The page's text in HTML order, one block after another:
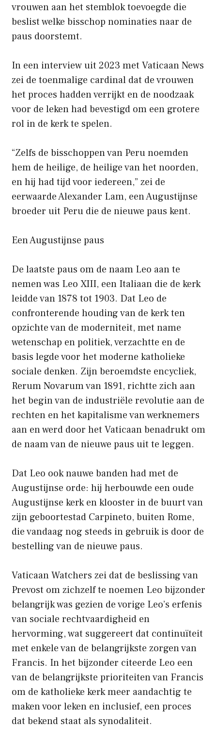
vrouwen aan het stemblok toevoegde die
beslist welke bisschop nominaties naar de
paus doorstemt.
In een interview uit 2023 met Vaticaan News
zei de toenmalige cardinal dat de vrouwen
het proces hadden verrijkt en de noodzaak
voor de leken had bevestigd om een ​​grotere
rol in de kerk te spelen.
“Zelfs de bisschoppen van Peru noemden
hem de heilige, de heilige van het noorden,
en hij had tijd voor iedereen,” zei de
eerwaarde Alexander Lam, een Augustijnse
broeder uit Peru die de nieuwe paus kent.
Een Augustijnse paus
De laatste paus om de naam Leo aan te
nemen was Leo XIII, een Italiaan die de kerk
leidde van 1878 tot 1903. Dat Leo de
confronterende houding van de kerk ten
opzichte van de moderniteit, met name
wetenschap en politiek, verzachtte en de
basis legde voor het moderne katholieke
sociale denken. Zijn beroemdste encycliek,
Rerum Novarum van 1891, richtte zich aan
het begin van de industriële revolutie aan de
rechten en het kapitalisme van werknemers
aan en werd door het Vaticaan benadrukt om
de naam van de nieuwe paus uit te leggen.
Dat Leo ook nauwe banden had met de
Augustijnse orde: hij herbouwde een oude
Augustijnse kerk en klooster in de buurt van
zijn geboortestad Carpineto, buiten Rome,
die vandaag nog steeds in gebruik is door de
bestelling van de nieuwe paus.
Vaticaan Watchers zei dat de beslissing van
Prevost om zichzelf te noemen Leo bijzonder
belangrijk was gezien de vorige Leo’s erfenis
van sociale rechtvaardigheid en
hervorming, wat suggereert dat continuïteit
met enkele van de belangrijkste zorgen van
Francis. In het bijzonder citeerde Leo een
van de belangrijkste prioriteiten van Francis
om de katholieke kerk meer aandachtig te
maken voor leken en inclusief, een proces
dat bekend staat als synodaliteit.